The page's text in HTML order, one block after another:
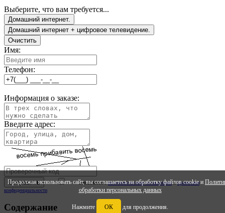
Продолжая использовать сайт, вы соглашаетесь на обработку файлов cookie и
обработки персональных данных
Нажмите ОК для продолжения.
Выберите, что вам требуется...
Домашний интернет.
Домашний интернет + цифровое телевидение.
Очистить
Имя:
Телефон:
Информация о заказе:
Введите адрес:
Ознакомлен сползовательским соглашениемиправилами
конфиденциальности
Содержание